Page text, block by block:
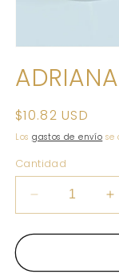
multimedia
1
una
ventana
modal
Precio
habitual
$10.82 USD
Los gastos de envío se
Cantidad
Reducir
cantidad
para
Ring